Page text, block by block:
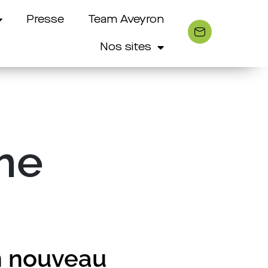
Presse Team Aveyron
Nos sites
nouveau